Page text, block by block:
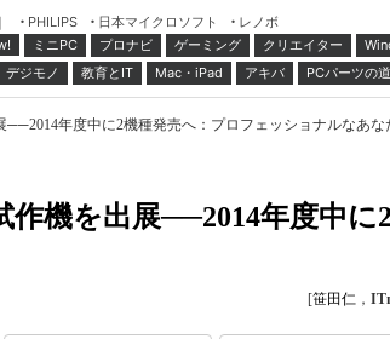
PHILIPS 日本マイクロソフト
レノボ
ミニPC プロナビ ゲーミング クリエイター
デジモノ 教育とIT Mac・iPad アキバ PCパーツの道
──2014年度中に2機種発売へ：プロフェッショナルなあな
機を出展──2014年度中に
[笹田仁 ，